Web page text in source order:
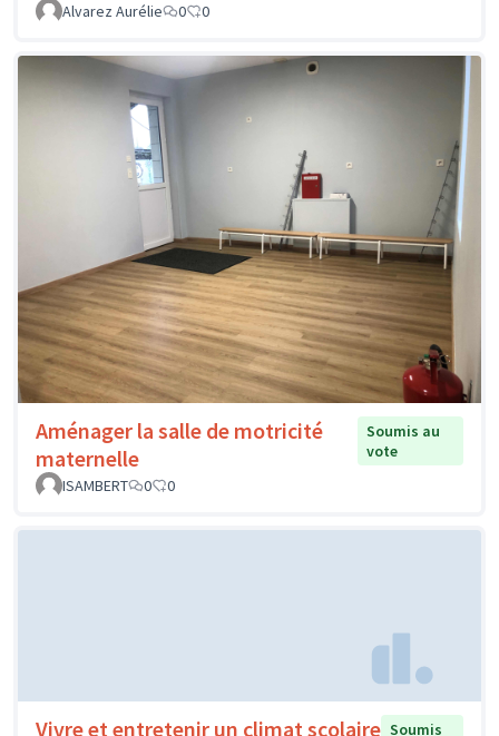
Alvarez Aurélie
0 0
Aménager la salle de motricité
maternelle
Soumis au
vote
ISAMBERT
0 0
Vivre et entretenir un climat scolaire Soumis